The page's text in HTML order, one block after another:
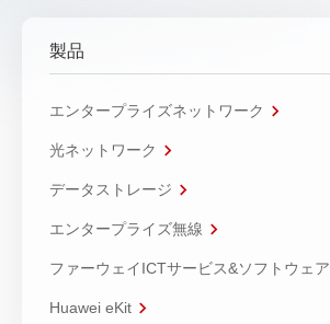
製品
エンタープライズネットワーク
光ネットワーク
データストレージ
エンタープライズ無線
ファーウェイICTサービス&ソフトウェア
Huawei eKit